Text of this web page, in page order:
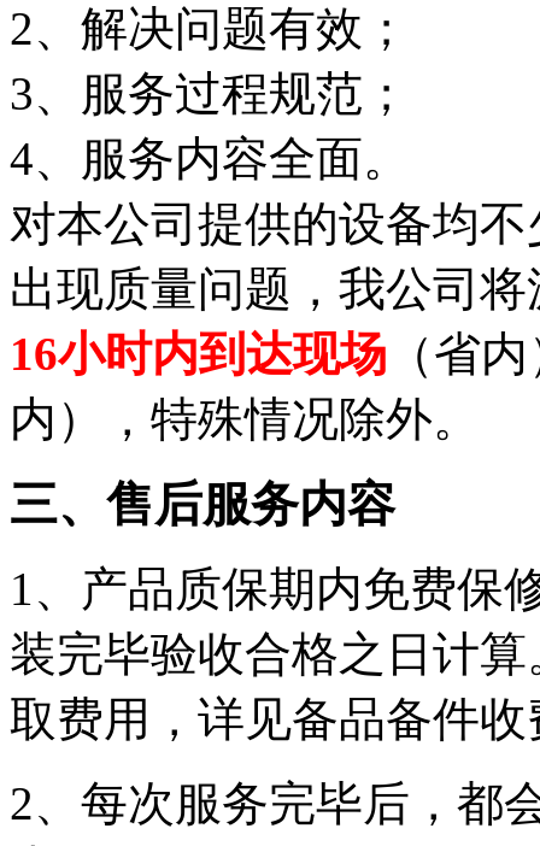
2、解决问题有效；
3、服务过程规范；
4、服务内容全面。
对本公司提供的设备均
出现质量问题，我公司
16小时内到达现场 （省
内），特殊情况除外。
三、售后服务内容
1、产品质保期内免费保
装完毕验收合格之日计
取费用，详见备品备件
2、每次服务完毕后，都